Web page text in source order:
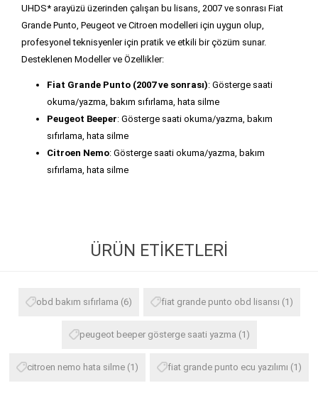
UHDS* arayüzü üzerinden çalışan bu lisans, 2007 ve sonrası Fiat
Grande Punto, Peugeot ve Citroen modelleri için uygun olup,
profesyonel teknisyenler için pratik ve etkili bir çözüm sunar.
Desteklenen Modeller ve Özellikler:
Fiat Grande Punto (2007 ve sonrası): Gösterge saati
okuma/yazma, bakım sıfırlama, hata silme
Peugeot Beeper: Gösterge saati okuma/yazma, bakım
sıfırlama, hata silme
Citroen Nemo: Gösterge saati okuma/yazma, bakım
sıfırlama, hata silme
ÜRÜN ETIKETLERI
obd bakım sıfırlama (6) fiat grande punto obd lisansı (1)
peugeot beeper gösterge saati yazma (1)
citroen nemo hata silme (1) fiat grande punto ecu yazılımı (1)